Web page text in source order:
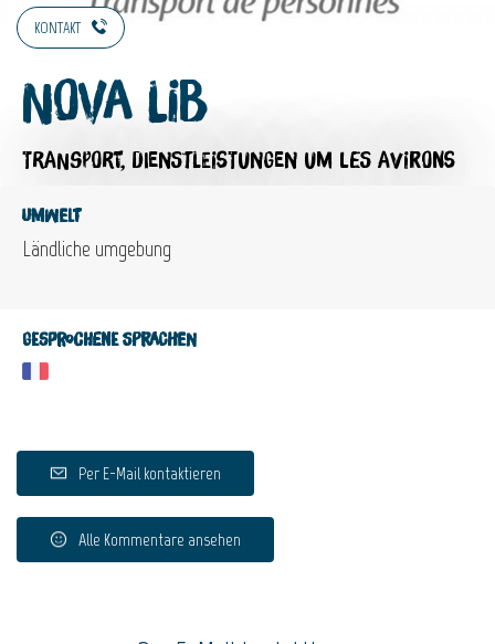
KONTAKT
Nova Lib
TRANSPORT, DIENSTLEISTUNGEN UM LES AVIRONS
Umwelt
Ländliche umgebung
Gesprochene Sprachen
Per E-Mail kontaktieren
Alle Kommentare ansehen